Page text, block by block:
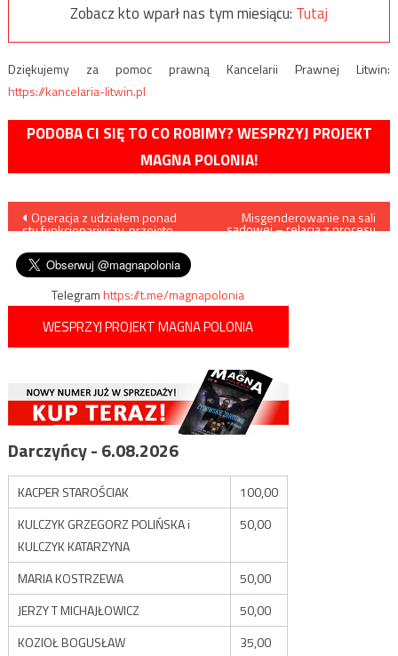
Zobacz kto wparł nas tym miesiącu: Tutaj
Dziękujemy za pomoc prawną Kancelarii Prawnej Litwin:
https://kancelaria-litwin.pl
PODOBA CI SIĘ TO CO ROBIMY? WESPRZYJ PROJEKT
MAGNA POLONIA!
Nawigacja
wpisu
Operacja z udziałem ponad
stu funkcjonariuszy, przejęto
Misgenderowanie na sali
sądowej – relacja z procesu
Telegramhttps://t.me/magnapolonia
WESPRZYJ PROJEKT MAGNA POLONIA
Darczyńcy - 6.08.2026
KACPER STAROŚCIAK
100,00
KULCZYK GRZEGORZ POLIŃSKA i
KULCZYK KATARZYNA
50,00
MARIA KOSTRZEWA
50,00
JERZY T MICHAJŁOWICZ
50,00
KOZIOŁ BOGUSŁAW
35,00